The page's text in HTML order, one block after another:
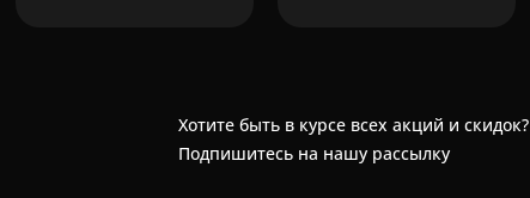
Хотите быть в курсе всех акций и скидок?
Подпишитесь на нашу рассылку